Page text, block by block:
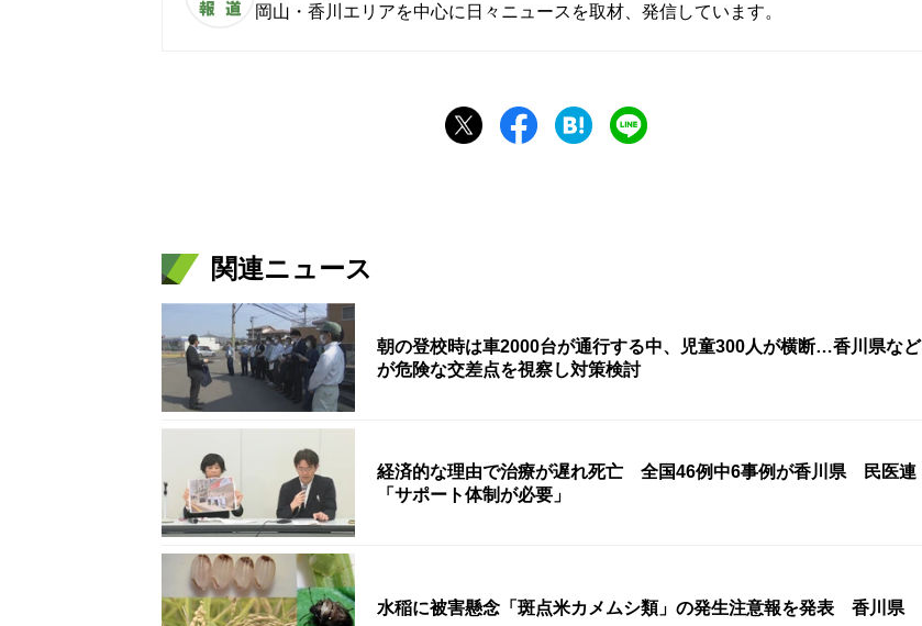
岡山・香川エリアを中心に日々ニュースを取材、発信しています。
関連ニュース
朝の登校時は車2000台が通行する中、児童300人が横断…香川県など
が危険な交差点を視察し対策検討
経済的な理由で治療が遅れ死亡 全国46例中6事例が香川県 民医連
「サポート体制が必要」
水稲に被害懸念「斑点米カメムシ類」の発生注意報を発表 香川県